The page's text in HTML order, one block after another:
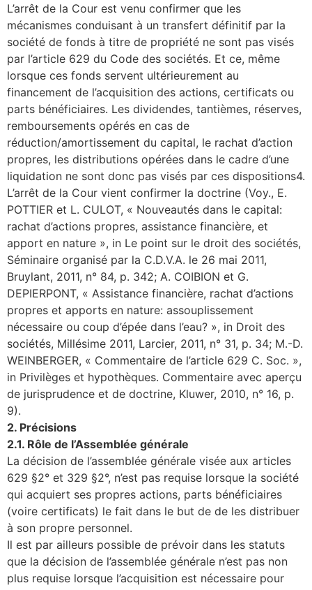
L’arrêt de la Cour est venu confirmer que les
mécanismes conduisant à un transfert définitif par la
société de fonds à titre de propriété ne sont pas visés
par l’article 629 du Code des sociétés. Et ce, même
lorsque ces fonds servent ultérieurement au
financement de l’acquisition des actions, certificats ou
parts bénéficiaires. Les dividendes, tantièmes, réserves,
remboursements opérés en cas de
réduction/amortissement du capital, le rachat d’action
propres, les distributions opérées dans le cadre d’une
liquidation ne sont donc pas visés par ces dispositions4.
L’arrêt de la Cour vient confirmer la doctrine (Voy., E.
POTTIER et L. CULOT, « Nouveautés dans le capital:
rachat d’actions propres, assistance financière, et
apport en nature », in Le point sur le droit des sociétés,
Séminaire organisé par la C.D.V.A. le 26 mai 2011,
Bruylant, 2011, n° 84, p. 342; A. COIBION et G.
DEPIERPONT, « Assistance financière, rachat d’actions
propres et apports en nature: assouplissement
nécessaire ou coup d’épée dans l’eau? », in Droit des
sociétés, Millésime 2011, Larcier, 2011, n° 31, p. 34; M.-D.
WEINBERGER, « Commentaire de l’article 629 C. Soc. »,
in Privilèges et hypothèques. Commentaire avec aperçu
de jurisprudence et de doctrine, Kluwer, 2010, n° 16, p.
9).
2. Précisions
2.1. Rôle de l’Assemblée générale
La décision de l’assemblée générale visée aux articles
629 §2° et 329 §2°, n’est pas requise lorsque la société
qui acquiert ses propres actions, parts bénéficiaires
(voire certificats) le fait dans le but de de les distribuer
à son propre personnel.
Il est par ailleurs possible de prévoir dans les statuts
que la décision de l’assemblée générale n’est pas non
plus requise lorsque l’acquisition est nécessaire pour